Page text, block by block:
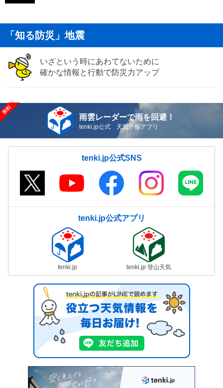
「知る防災」地震
いざという時にあわてないために
確かな情報と行動で防災力アップ
雨雲レーダーで雨を回避！
tenki.jp公式 天気予報アプリ
tenki.jp公式SNS
tenki.jp公式アプリ
tenki.jp tenki.jp 登山天気